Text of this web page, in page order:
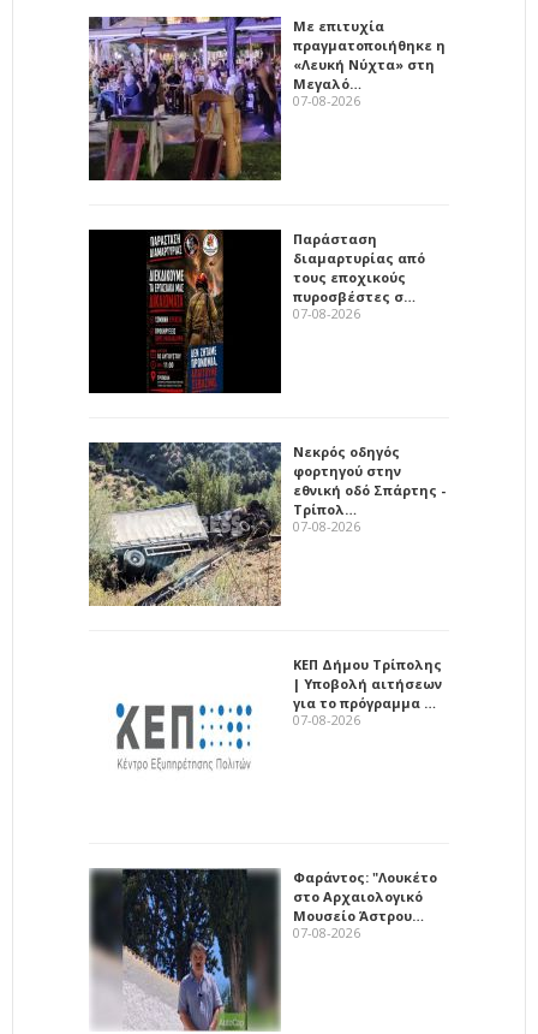
Με επιτυχία
πραγματοποιήθηκε η
«Λευκή Νύχτα» στη
Μεγαλό…
07-08-2026
Παράσταση
διαμαρτυρίας από
τους εποχικούς
πυροσβέστες σ…
07-08-2026
Νεκρός οδηγός
φορτηγού στην
εθνική οδό Σπάρτης -
Τρίπολ…
07-08-2026
ΚΕΠ Δήμου Τρίπολης
| Υποβολή αιτήσεων
για το πρόγραμμα …
07-08-2026
Φαράντος: "Λουκέτο
στο Αρχαιολογικό
Μουσείο Άστρου…
07-08-2026